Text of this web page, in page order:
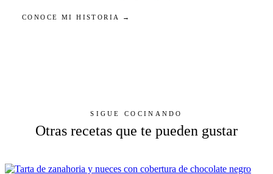
CONOCE MI HISTORIA →
SIGUE COCINANDO
Otras recetas que te pueden gustar